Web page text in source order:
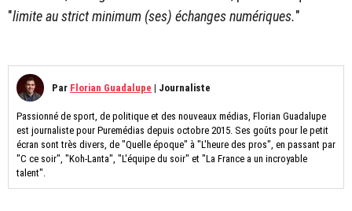
"limite au strict minimum (ses) échanges numériques."
Par Florian Guadalupe | Journaliste
Passionné de sport, de politique et des nouveaux médias, Florian Guadalupe
est journaliste pour Puremédias depuis octobre 2015. Ses goûts pour le petit
écran sont très divers, de "Quelle époque" à "L'heure des pros", en passant par
"C ce soir", "Koh-Lanta", "L'équipe du soir" et "La France a un incroyable
talent".